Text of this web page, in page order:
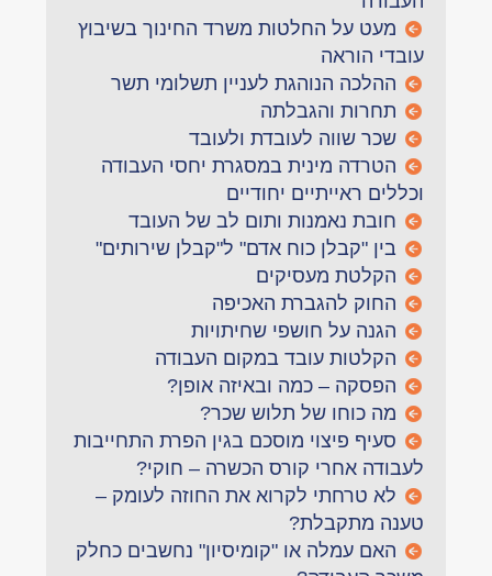
מעט על החלטות משרד החינוך בשיבוץ
עובדי הוראה
ההלכה הנוהגת לעניין תשלומי תשר
תחרות והגבלתה
שכר שווה לעובדת ולעובד
הטרדה מינית במסגרת יחסי העבודה
וכללים ראייתיים יחודיים
חובת נאמנות ותום לב של העובד
בין "קבלן כוח אדם" ל"קבלן שירותים"
הקלטת מעסיקים
החוק להגברת האכיפה
הגנה על חושפי שחיתויות
הקלטות עובד במקום העבודה
הפסקה – כמה ובאיזה אופן?
מה כוחו של תלוש שכר?
סעיף פיצוי מוסכם בגין הפרת התחייבות
לעבודה אחרי קורס הכשרה – חוקי?
לא טרחתי לקרוא את החוזה לעומק –
טענה מתקבלת?
האם עמלה או "קומיסיון" נחשבים כחלק